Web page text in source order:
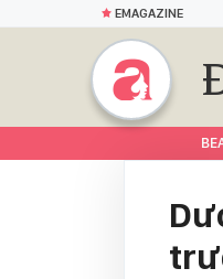
EMAGAZINE